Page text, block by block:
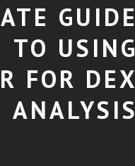
GUIDE
TO USING
FOR DEX
ANALYSIS